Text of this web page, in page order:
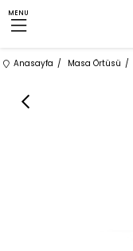
MENU
Anasayfa Masa Örtüsü